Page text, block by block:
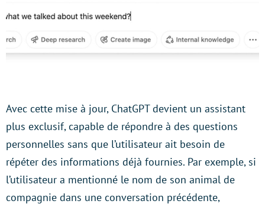
Avec cette mise à jour, ChatGPT devient un assistant
plus exclusif, capable de répondre à des questions
personnelles sans que l’utilisateur ait besoin de
répéter des informations déjà fournies. Par exemple, si
l’utilisateur a mentionné le nom de son animal de
compagnie dans une conversation précédente,